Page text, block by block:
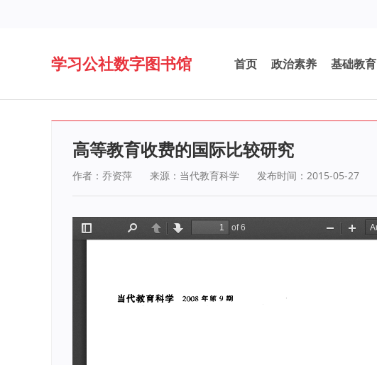
学习公社数字图书馆 首页 政治素养 基础教育
高等教育收费的国际比较研究
作者：乔资萍 来源：当代教育科学 发布时间：2015-05-27